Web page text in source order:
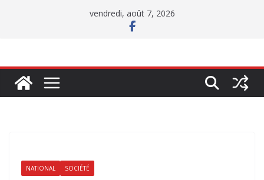
vendredi, août 7, 2026
NATIONAL SOCIÉTÉ